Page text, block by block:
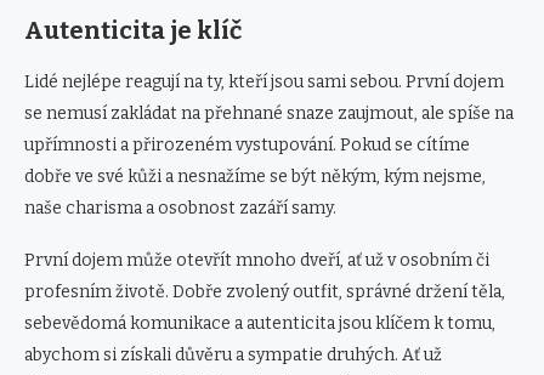
Autenticita je klíč
Lidé nejlépe reagují na ty, kteří jsou sami sebou. První dojem
se nemusí zakládat na přehnané snaze zaujmout, ale spíše na
upřímnosti a přirozeném vystupování. Pokud se cítíme
dobře ve své kůži a nesnažíme se být někým, kým nejsme,
naše charisma a osobnost zazáří samy.
První dojem může otevřít mnoho dveří, ať už v osobním či
profesním životě. Dobře zvolený outfit, správné držení těla,
sebevědomá komunikace a autenticita jsou klíčem k tomu,
abychom si získali důvěru a sympatie druhých. Ať už